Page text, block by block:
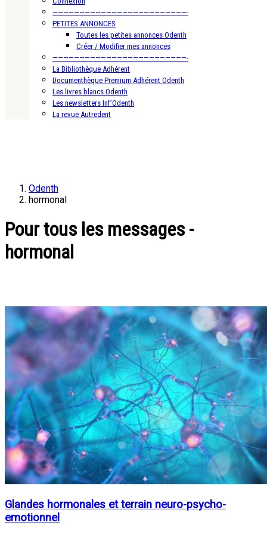
—————————————————————————-
PETITES ANNONCES
Toutes les petites annonces Odenth
Créer / Modifier mes annonces
—————————————————————————-
La Bibliothèque Adhérent
Documenthèque Premium Adhérent Odenth
Les livres blancs Odenth
Les newsletters Inf’Odenth
La revue Autredent
Odenth
hormonal
Pour tous les messages -
hormonal
Glandes hormonales et terrain neuro-psycho-
emotionnel